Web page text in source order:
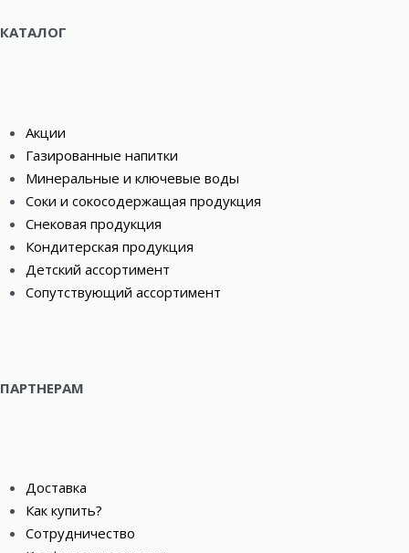
КАТАЛОГ
Акции
Газированные напитки
Минеральные и ключевые воды
Соки и сокосодержащая продукция
Снековая продукция
Кондитерская продукция
Детский ассортимент
Сопутствующий ассортимент
ПАРТНЕРАМ
Доставка
Как купить?
Сотрудничество